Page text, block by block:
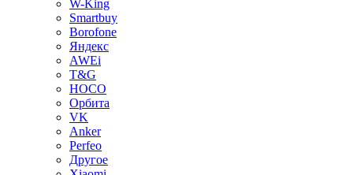
W-King
Smartbuy
Borofone
Яндекс
AWEi
T&G
HOCO
Орбита
VK
Anker
Perfeo
Другое